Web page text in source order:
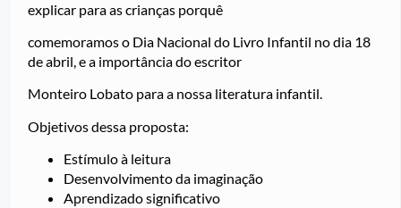
explicar para as crianças porquê
comemoramos o Dia Nacional do Livro Infantil no dia 18
de abril, e a importância do escritor
Monteiro Lobato para a nossa literatura infantil.
Objetivos dessa proposta:
Estímulo à leitura
Desenvolvimento da imaginação
Aprendizado significativo